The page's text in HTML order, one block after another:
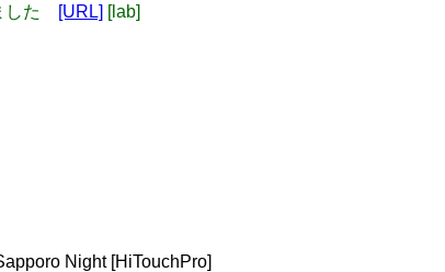
した [URL] [lab]
Night [HiTouchPro]